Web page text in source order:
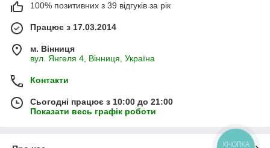
100% позитивних з 39 відгуків за рік
Працює з 17.03.2014
м. Вінниця
вул. Янгеля 4, Вінниця, Україна
Контакти
Сьогодні працює з 10:00 до 21:00
Показати весь графік роботи
КНОПКА